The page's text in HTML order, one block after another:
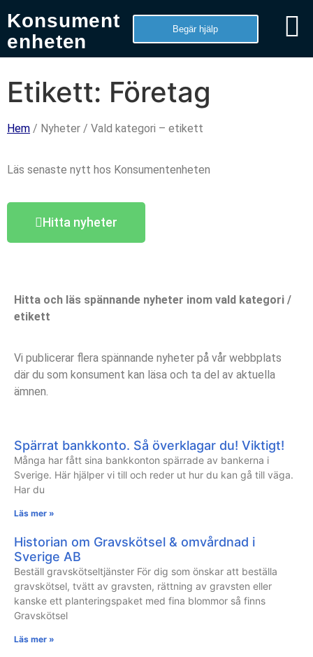
Konsument
enheten
Begär hjälp
Etikett: Företag
Hem / Nyheter / Vald kategori – etikett
Läs senaste nytt hos Konsumentenheten
Hitta nyheter
Hitta och läs spännande nyheter inom vald kategori /
etikett
Vi publicerar flera spännande nyheter på vår webbplats
där du som konsument kan läsa och ta del av aktuella
ämnen.
Spärrat bankkonto. Så överklagar du! Viktigt!
Många har fått sina bankkonton spärrade av bankerna i
Sverige. Här hjälper vi till och reder ut hur du kan gå till väga.
Har du
Läs mer »
Historian om Gravskötsel & omvårdnad i
Sverige AB
Beställ gravskötseltjänster För dig som önskar att beställa
gravskötsel, tvätt av gravsten, rättning av gravsten eller
kanske ett planteringspaket med fina blommor så finns
Gravskötsel
Läs mer »